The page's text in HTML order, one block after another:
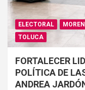
ELECTORAL
TOLUCA
FORTALECER
POLÍTICA DE
ANDREA